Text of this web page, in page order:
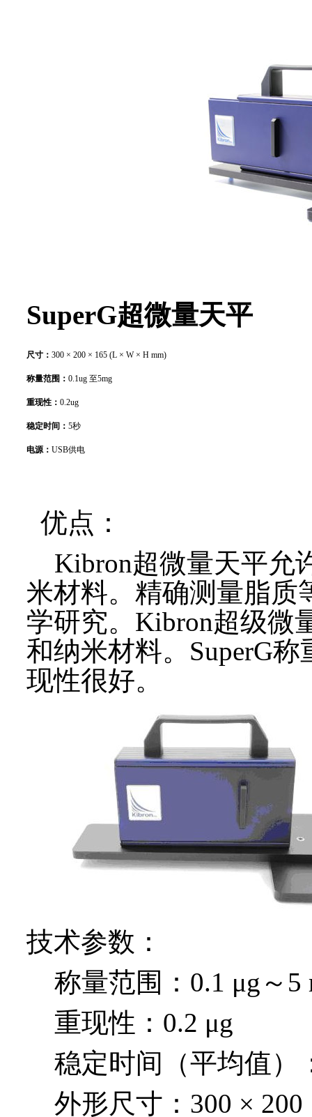
SuperG超微量天平
尺寸： 300 × 200 × 165 (L × W × H mm)
称量范围： 0.1ug 至5mg
重现性： 0.2ug
稳定时间： 5秒
电源： USB供电
优点：
Kibron超微量天平允
米材料。精确测量脂质
学研究。Kibron超级微
和纳米材料。SuperG
现性很好。
技术参数：
称量范围：0.1 μg～5
重现性：0.2 μg
稳定时间（平均值）
外形尺寸：300 × 200